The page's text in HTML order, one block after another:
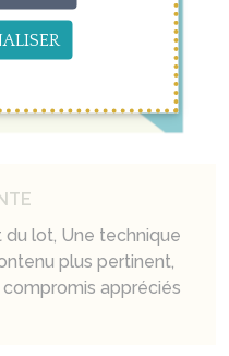
du lot, Une technique
plus pertinent,
appréciés